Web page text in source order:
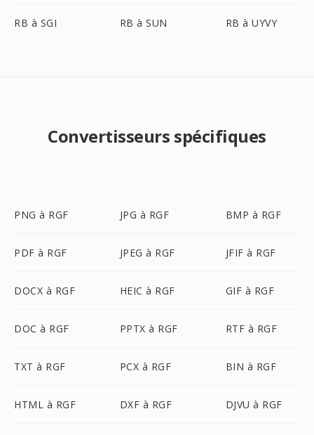
RB à SGI RB à SUN RB à UYVY
Convertisseurs spécifiques
PNG à RGF JPG à RGF BMP à RGF
PDF à RGF JPEG à RGF JFIF à RGF
DOCX à RGF HEIC à RGF GIF à RGF
DOC à RGF PPTX à RGF RTF à RGF
TXT à RGF PCX à RGF BIN à RGF
HTML à RGF DXF à RGF DJVU à RGF